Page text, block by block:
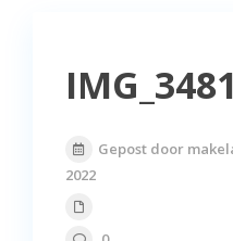
IMG_3481
Gepost door
2022